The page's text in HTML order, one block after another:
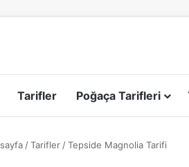
Tarifler Poğaça Tarifleri
/Tarifler /Tepside Magnolia Tarifi